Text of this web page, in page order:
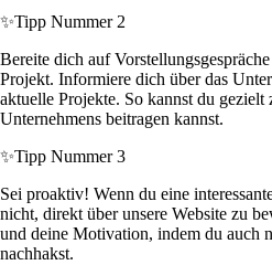
✨Tipp Nummer 2
Bereite dich auf
Projekt. Informiere dich über das
aktuelle Projekte. So kannst du
Unternehmens beitragen kannst.
✨Tipp Nummer 3
Sei proaktiv! Wenn du eine
nicht, direkt über unsere Website zu
und deine Motivation, indem du auch
nachhakst.